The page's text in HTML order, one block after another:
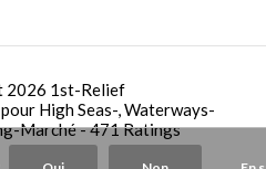
2026 1st-Relief
High Seas-, Waterways-
Marché- 471 Ratings